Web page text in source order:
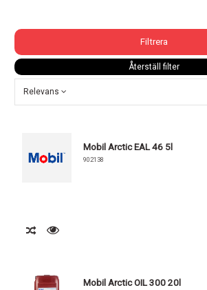
Filtrera
Återställ filter
Relevans
Mobil Arctic EAL 46 5l
902138
Mobil Arctic OIL 300 20l